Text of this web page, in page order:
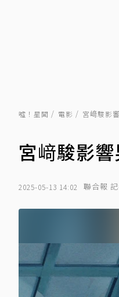
噓！星聞 電影 宮﨑駿影
宮﨑駿影
2025-05-13 14:02 聯合報